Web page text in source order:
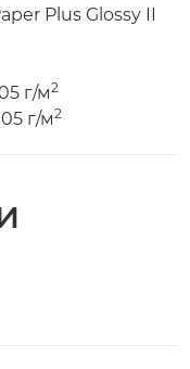
Plus Glossy II
г/м2
г/м2